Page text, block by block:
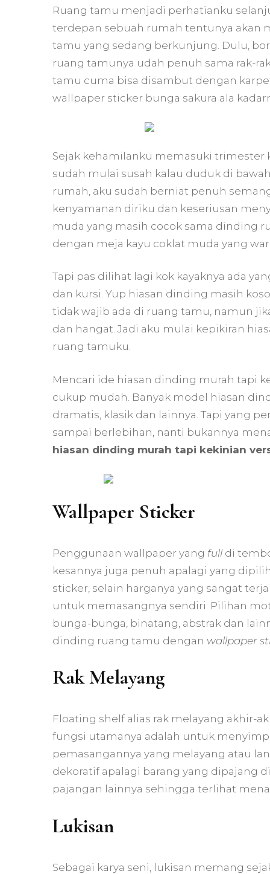
Ruang tamu menjadi perhatianku
terdepan sebuah rumah tentunya akan
tamu yang sedang berkunjung. Dulu,
ruang tamunya udah penuh sama rak-
tamu cuma bisa disambut dengan
wallpaper sticker bunga sakura ala
Sejak kehamilanku memasuki
sudah mulai susah kalau duduk di
rumah, aku sudah berniat penuh
kenyamanan diriku dan keseriusan
muda yang masih cocok sama dinding
dengan meja kayu coklat muda yang
Tapi pas dilihat lagi kok kayaknya ada
dan kursi. Yup hiasan dinding masih
tidak wajib ada di ruang tamu, namun
dan hangat. Jadi aku mulai kepikiran
ruang tamuku.
Mencari ide hiasan dinding murah tapi
cukup mudah. Banyak model hiasan
dramatis, klasik dan lainnya. Tapi yang
sampai berlebihan, nanti bukannya
hiasan dinding murah tapi kekinian
Wallpaper Sticker
Penggunaan wallpaper yang fulldi
kesannya juga penuh apalagi yang
sticker, selain harganya yang sangat
untuk memasangnya sendiri. Pilihan
bunga-bunga, binatang, abstrak dan
dinding ruang tamu dengan wallpaper
Rak Melayang
Floating shelf alias rak melayang akhir-
fungsi utamanya adalah untuk
pemasangannya yang melayang atau
dekoratif apalagi barang yang dipajang
pajangan lainnya sehingga terlihat
Lukisan
Sebagai karya seni, lukisan memang